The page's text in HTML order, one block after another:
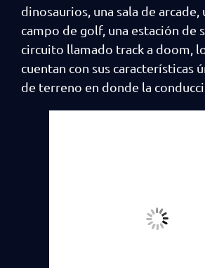
dinosaurios, una sala de arcade,
campo de golf, una estación de
circuito llamado track a doom,
cuentan con sus características
de terreno en donde la